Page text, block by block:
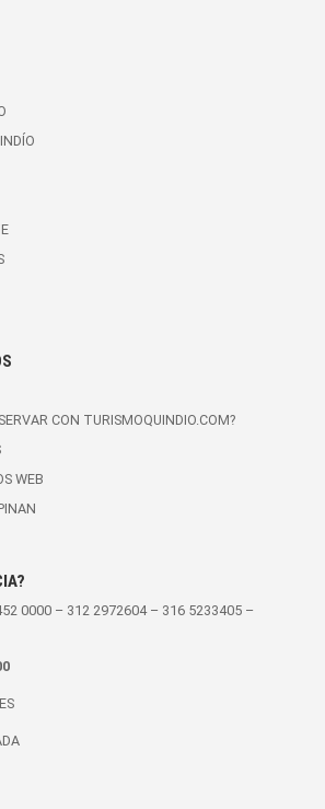
CON TURISMOQUINDIO.COM?
WEB
0000 – 312 2972604– 316 5233405 –